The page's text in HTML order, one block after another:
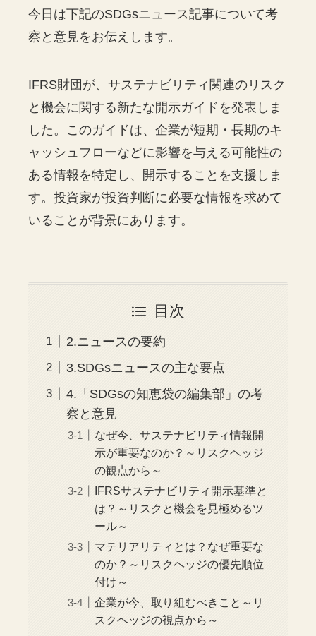
今日は下記のSDGsニュース記事について考
察と意見をお伝えします。
IFRS財団が、サステナビリティ関連のリスク
と機会に関する新たな開示ガイドを発表しま
した。このガイドは、企業が短期・長期のキ
ャッシュフローなどに影響を与える可能性の
ある情報を特定し、開示することを支援しま
す。投資家が投資判断に必要な情報を求めて
いることが背景にあります。
目次
2.ニュースの要約
3.SDGsニュースの主な要点
4.「SDGsの知恵袋の編集部」の考
察と意見
なぜ今、サステナビリティ情報開
示が重要なのか？～リスクヘッジ
の観点から～
IFRSサステナビリティ開示基準と
は？～リスクと機会を見極めるツ
ール～
マテリアリティとは？なぜ重要な
のか？～リスクヘッジの優先順位
付け～
企業が今、取り組むべきこと～リ
スクヘッジの視点から～